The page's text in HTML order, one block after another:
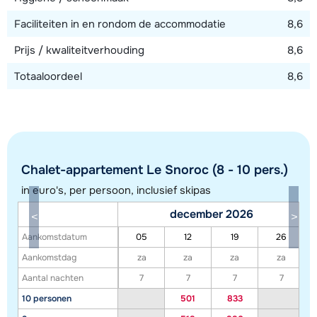
Toon alle accommodaties in dit gebied
Deze kaart geeft een indicatie van de ligging van onze accommodaties. De
exacte locatie kan enigszins afwijken.
Faciliteiten in en rondom de accommodatie
8,6
Prijs / kwaliteitverhouding
8,6
Totaaloordeel
8,6
Chalet-appartement Le Snoroc (8 - 10 pers.)
in euro's, per persoon, inclusief skipas
Aankomstdatum
Aankomstdag
Aantal nachten
10 personen
december 2026
05 12 19
26
za
za za
za
7
7 7
7
501
833